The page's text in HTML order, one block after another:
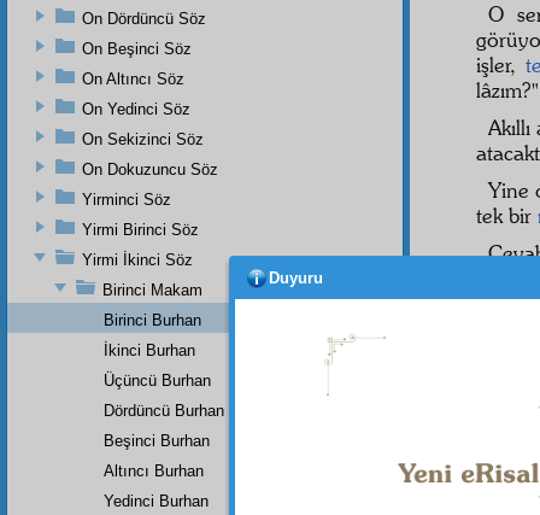
O
işler,
lâzım?"
Yine
tek bir
Gel,
On Dördüncü Söz
On Beşinci Söz
On Altıncı Söz
On Yedinci Söz
On Sekizinci Söz
On Dokuzuncu Söz
Yirminci Söz
Yirmi Birinci Söz
Yirmi İkinci Söz
Birinci Makam
Birinci Burhan
İkinci Burhan
Üçüncü Burhan
Dördüncü Burhan
Beşinci Burhan
Altıncı Burhan
Yedinci Burhan
Duyuru